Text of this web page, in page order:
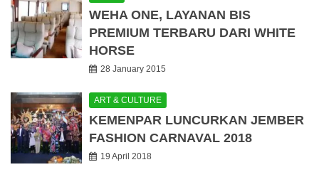
WEHA ONE, LAYANAN BIS
PREMIUM TERBARU DARI WHITE
HORSE
28 January 2015
ART & CULTURE
KEMENPAR LUNCURKAN JEMBER
FASHION CARNAVAL 2018
19 April 2018